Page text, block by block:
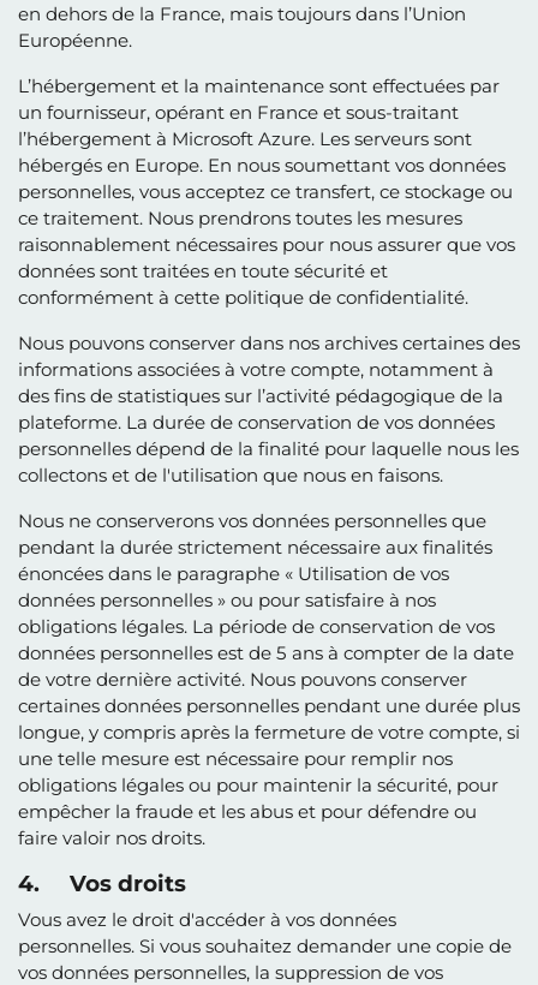
en dehors de la France, mais toujours dans l’Union
Européenne.
L’hébergement et la maintenance sont effectuées par
un fournisseur, opérant en France et sous-traitant
l’hébergement à Microsoft Azure. Les serveurs sont
hébergés en Europe. En nous soumettant vos données
personnelles, vous acceptez ce transfert, ce stockage ou
ce traitement. Nous prendrons toutes les mesures
raisonnablement nécessaires pour nous assurer que vos
données sont traitées en toute sécurité et
conformément à cette politique de confidentialité.
Nous pouvons conserver dans nos archives certaines des
informations associées à votre compte, notamment à
des fins de statistiques sur l’activité pédagogique de la
plateforme. La durée de conservation de vos données
personnelles dépend de la finalité pour laquelle nous les
collectons et de l'utilisation que nous en faisons.
Nous ne conserverons vos données personnelles que
pendant la durée strictement nécessaire aux finalités
énoncées dans le paragraphe « Utilisation de vos
données personnelles » ou pour satisfaire à nos
obligations légales. La période de conservation de vos
données personnelles est de 5 ans à compter de la date
de votre dernière activité. Nous pouvons conserver
certaines données personnelles pendant une durée plus
longue, y compris après la fermeture de votre compte, si
une telle mesure est nécessaire pour remplir nos
obligations légales ou pour maintenir la sécurité, pour
empêcher la fraude et les abus et pour défendre ou
faire valoir nos droits.
4. Vos droits
Vous avez le droit d'accéder à vos données
personnelles. Si vous souhaitez demander une copie de
vos données personnelles, la suppression de vos